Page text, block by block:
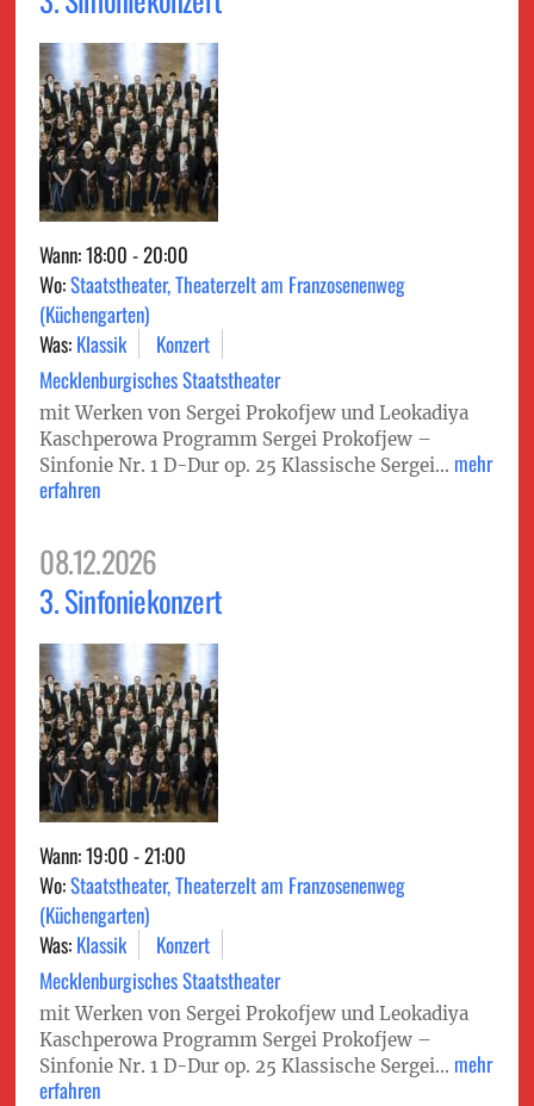
Wann: 18:00 - 20:00
Wo:Staatstheater, Theaterzelt am Franzosenenweg
(Küchengarten)
Was: Klassik
Konzert
Mecklenburgisches Staatstheater
mit Werken von Sergei Prokofjew und Leokadiya
Kaschperowa Programm Sergei Prokofjew –
Sinfonie Nr. 1 D-Dur op. 25 Klassische Sergei... mehr
erfahren
08.12.2026
3. Sinfoniekonzert
Wann: 19:00 - 21:00
Wo:Staatstheater, Theaterzelt am Franzosenenweg
(Küchengarten)
Was: Klassik
Konzert
Mecklenburgisches Staatstheater
mit Werken von Sergei Prokofjew und Leokadiya
Kaschperowa Programm Sergei Prokofjew –
Sinfonie Nr. 1 D-Dur op. 25 Klassische Sergei... mehr
erfahren